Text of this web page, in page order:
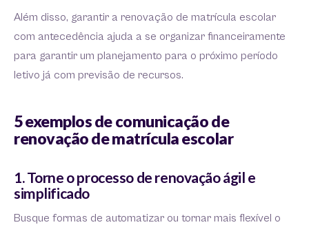
Além disso, garantir a renovação de matrícula escolar
com antecedência ajuda a se organizar financeiramente
para garantir um planejamento para o próximo período
letivo já com previsão de recursos.
5 exemplos de comunicação de
renovação de matrícula escolar
1. Torne o processo de renovação ágil e
simplificado
Busque formas de automatizar ou tornar mais flexível o